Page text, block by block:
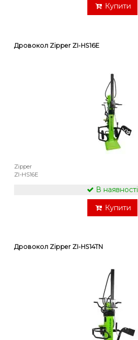
Купити
Дровокол Zipper ZI-HS16E
Zipper
ZI-HS16E
В наявності
Купити
Дровокол Zipper ZI-HS14TN